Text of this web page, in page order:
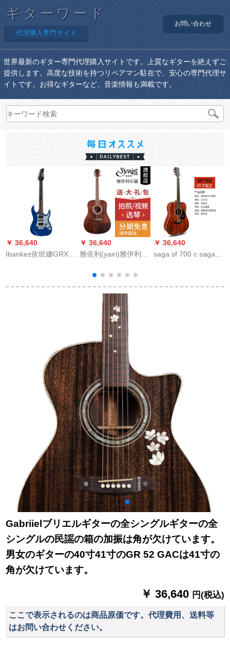
ギターワード
代理購入専門サイト
お問い合わせ
世界最新のギター専門代理購入サイトです。上質なギターを絶えずご
提供します。高度な技術を持つリペアマン駐在で、安心の専門代理サ
イトです。お得なギターなど、音楽情報も満載です。
￥ 36,640
Ibankez依班娜GRX
クラシックモデル青
￥ 36,640
雅依利(yairi)雅伊利D
入門民謡木ギター
gitar D-950復古円角
￥ 36,640
saga sf 700 c sagaギ
初心者のシングルボ
Gabriielブリエルギターの全シングルギターの全
シングルの民謡の箱の加振は角が欠けています。
男女のギターの40寸41寸のGR 52 GACは41寸の
角が欠けています。
￥ 36,640 円(税込)
ここで表示されるのは商品原価です。代理費用、送料等
はお問い合わせください。